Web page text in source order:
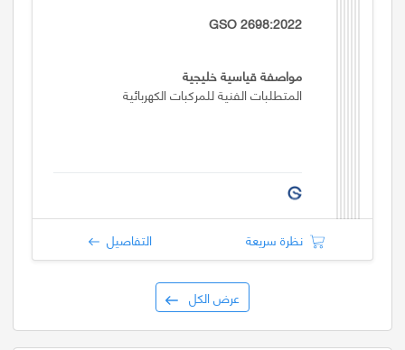
GSO 2698:2022
مواصفة قياسية خليجية
المتطلبات الفنية للمركبات الكهربائية
نظرة سريعة التفاصيل
عرض الكل